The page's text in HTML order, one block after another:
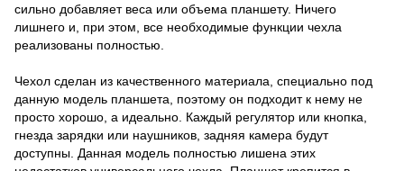
сильно добавляет веса или объема планшету. Ничего
лишнего и, при этом, все необходимые функции чехла
реализованы полностью.
Чехол сделан из качественного материала, специально под
данную модель планшета, поэтому он подходит к нему не
просто хорошо, а идеально. Каждый регулятор или кнопка,
гнезда зарядки или наушников, задняя камера будут
доступны. Данная модель полностью лишена этих